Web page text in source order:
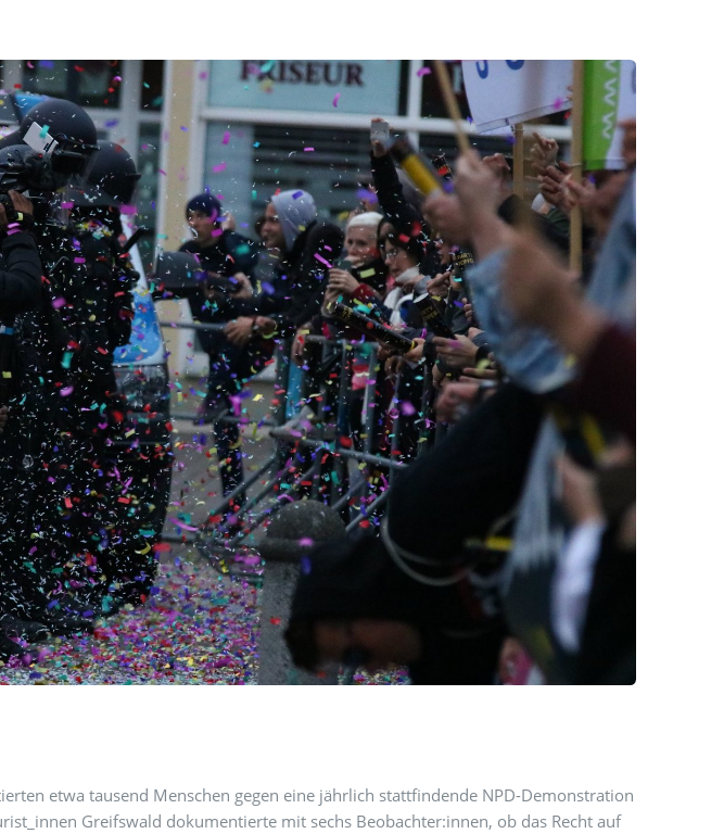
etwa tausend Menschen gegen eine jährlich stattfindende NPD-Demonstration
Greifswald dokumentierte mit sechs Beobachter:innen, ob das Recht auf